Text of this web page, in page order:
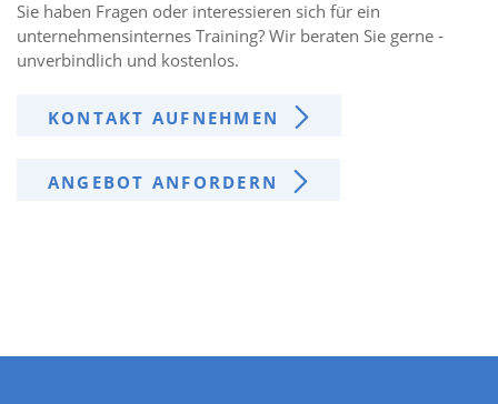
Sie haben Fragen oder interessieren sich für ein
unternehmensinternes Training? Wir beraten Sie gerne -
unverbindlich und kostenlos.
KONTAKT AUFNEHMEN
ANGEBOT ANFORDERN